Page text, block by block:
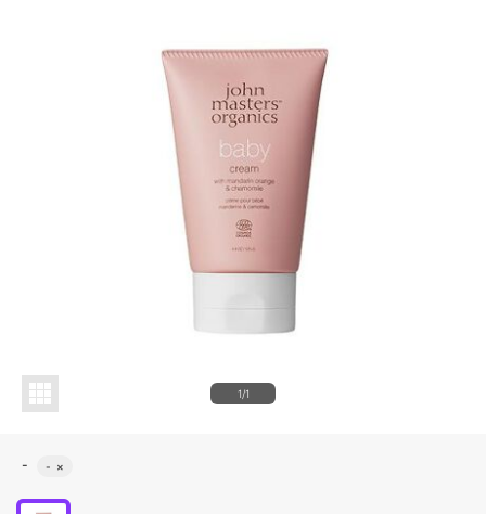
1/1
- - ×